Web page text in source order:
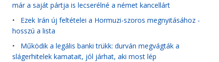
már a saját pártja is lecserélné a német kancellárt
• Ezek Irán új feltételei a Hormuzi-szoros megnyitásához -
hosszú a lista
• Működik a legális banki trükk: durván megvágták a
slágerhitelek kamatait, jól járhat, aki most lép